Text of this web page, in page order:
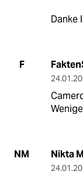
Danke
F
NM Nikta